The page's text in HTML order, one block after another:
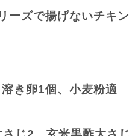
ーズで揚げないチキン
き卵1個、小麦粉適
々